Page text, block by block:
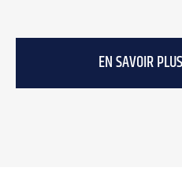
EN SAVOIR